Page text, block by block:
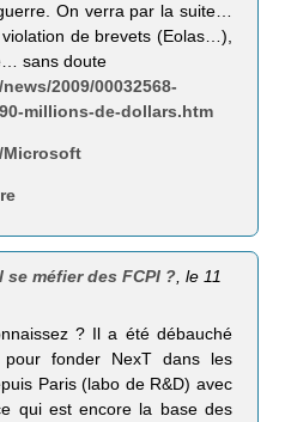
On verra par la suite…
de brevets (Eolas…),
sans doute
2009/00032568-
millions-de-dollars.htm
Microsoft
se méfier des FCPI ? , le 11
? Il a été débauché
fonder NexT dans les
Paris (labo de R&D) avec
qui est encore la base des